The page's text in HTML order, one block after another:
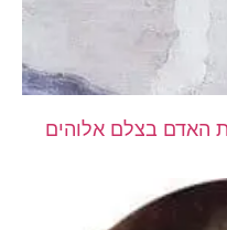
האדם בצלם אלוהים